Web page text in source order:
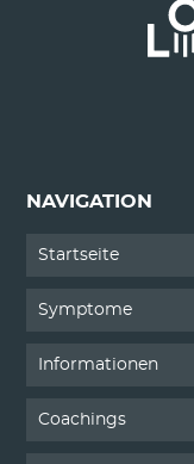
NAVIGATION
Startseite
Symptome
Informationen
Coachings